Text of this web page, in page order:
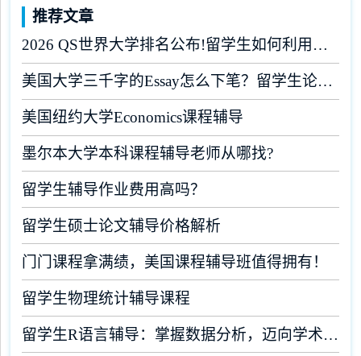
推荐文章
2026 QS世界大学排名公布!留学生如何利用榜单做好学业规划?
美国大学三千字的Essay怎么下笔？留学生论文辅导
美国纽约大学Economics课程辅导
墨尔本大学本科课程辅导老师从哪找?
留学生辅导作业费用高吗？
留学生硕士论文辅导价格解析
门门课程拿满绩，美国课程辅导班值得拥有！
留学生物理统计辅导课程
留学生R语言辅导：掌握数据分析，迈向学术成功